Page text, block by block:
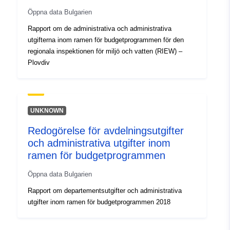
Öppna data Bulgarien
Rapport om de administrativa och administrativa
utgifterna inom ramen för budgetprogrammen för den
regionala inspektionen för miljö och vatten (RIEW) –
Plovdiv
UNKNOWN
Redogörelse för avdelningsutgifter
och administrativa utgifter inom
ramen för budgetprogrammen
Öppna data Bulgarien
Rapport om departementsutgifter och administrativa
utgifter inom ramen för budgetprogrammen 2018